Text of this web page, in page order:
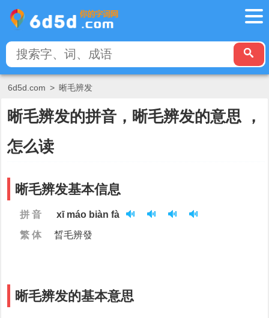
6d5d.com > 晰毛辨发
晰毛辨发的拼音，晰毛辨发的意思 ，
怎么读
晰毛辨发基本信息
拼 音
xī máo biàn fà
繁 体
晳毛辨發
晰毛辨发的基本意思